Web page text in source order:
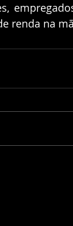
renda na